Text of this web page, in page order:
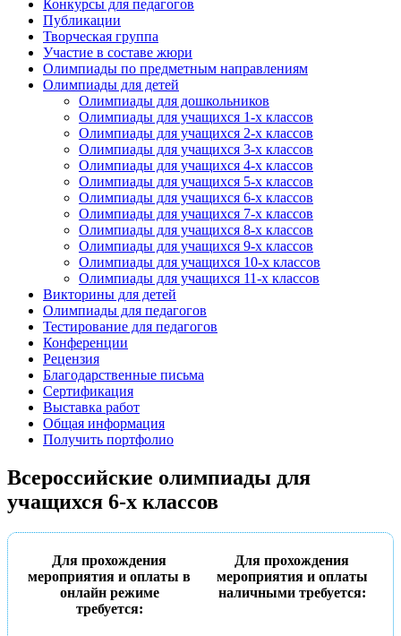
Конкурсы для педагогов
Публикации
Творческая группа
Участие в составе жюри
Олимпиады по предметным направлениям
Олимпиады для детей
Олимпиады для дошкольников
Олимпиады для учащихся 1-х классов
Олимпиады для учащихся 2-х классов
Олимпиады для учащихся 3-х классов
Олимпиады для учащихся 4-х классов
Олимпиады для учащихся 5-х классов
Олимпиады для учащихся 6-х классов
Олимпиады для учащихся 7-х классов
Олимпиады для учащихся 8-х классов
Олимпиады для учащихся 9-х классов
Олимпиады для учащихся 10-х классов
Олимпиады для учащихся 11-х классов
Викторины для детей
Олимпиады для педагогов
Тестирование для педагогов
Конференции
Рецензия
Благодарственные письма
Сертификация
Выставка работ
Общая информация
Получить портфолио
Всероссийские олимпиады для
учащихся 6-х классов
Для прохождения
мероприятия и оплаты в
онлайн режиме
требуется:
Для прохождения
мероприятия и оплаты
наличными требуется: